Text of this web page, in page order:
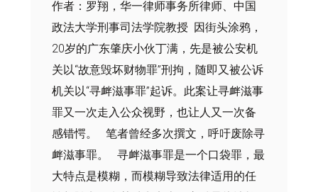
作者：罗翔，华一律师事务所律师、中国
政法大学刑事司法学院教授 ​​因街头涂鸦，
20岁的广东肇庆小伙丁满，先是被公安机
关以“故意毁坏财物罪”刑拘，随即又被公诉
机关以“寻衅滋事罪”起诉。此案让寻衅滋事
罪又一次走入公众视野，也让人又一次备
感错愕。 笔者曾经多次撰文，呼吁废除寻
衅滋事罪。 寻衅滋事罪是一个口袋罪，最
大特点是模糊，而模糊导致法律适用的任